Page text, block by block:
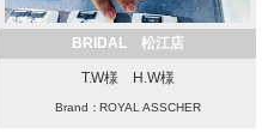
BRIDAL 松江店
T.W様 H.W様
Brand：ROYAL ASSCHER